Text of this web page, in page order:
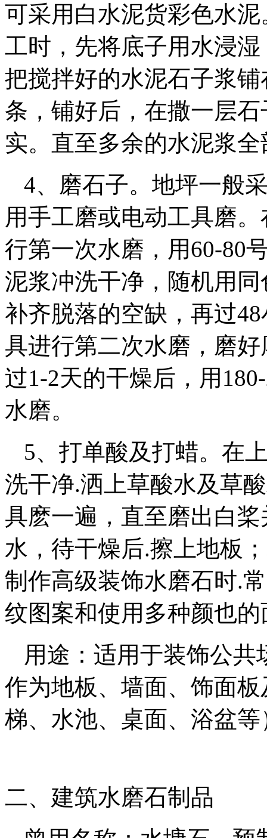
可采用白水泥货彩色水
工时，先将底子用水浸
把搅拌好的水泥石子浆
条，铺好后，在撒一层
实。直至多余的水泥浆
4、磨石子。地坪一般
用手工磨或电动工具磨
行第一次水磨，用60-80
泥浆冲洗干净，随机用
补齐脱落的空缺，再过
具进行第二次水磨，磨
过1-2天的干燥后，用
水磨。
5、打单酸及打蜡。在
洗干净.洒上草酸水及草
具麽一遍，直至磨出白
水，待干燥后.擦上地板
制作高级装饰水磨石时.
纹图案和使用多种颜也
用途：适用于装饰公
作为地板、墙面、饰面
梯、水池、桌面、浴盆等
二、建筑水磨石制品